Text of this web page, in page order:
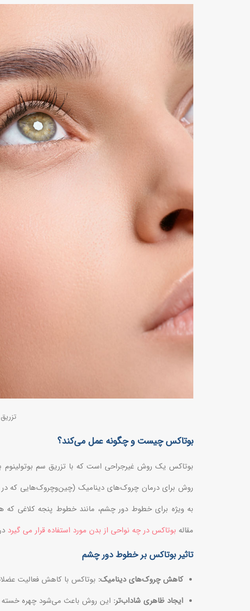
بوتاکس چیست و چگونه عمل می‌کند؟
بوتاکس یک روش غیرجراحی است که با تزریق سم بوتولینوم
روش برای درمان چروک‌های دینامیک (چین‌وچروک‌هایی که
به ویژه برای خطوط دور چشم، مانند خطوط پنجه کلاغی
مقاله بوتاکس در چه نواحی از بدن مورد استفاده قرار می گیرد
تاثیر بوتاکس بر خطوط دور چشم
کاهش چروک‌های دینامیک: بوتاکس با کاهش فعالیت
ایجاد ظاهری شاداب‌تر: این روش باعث می‌شود چهره خسته